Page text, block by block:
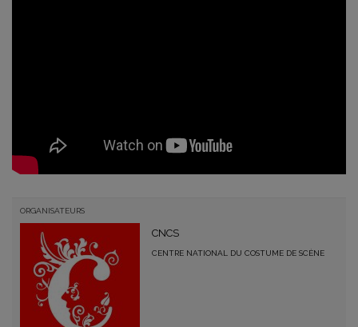
ORGANISATEURS
CNCS
CENTRE NATIONAL DU COSTUME DE SCÈNE